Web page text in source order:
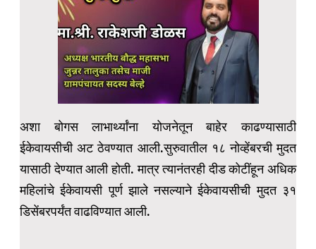
अशा बोगस लाभार्थ्यांना योजनेतून बाहेर काढण्यासाठी
ईकेवायसीची अट ठेवण्यात आली.सुरुवातील १८ नोव्हेंबरची मुदत
यासाठी देण्यात आली होती. मात्र त्यानंतरही दीड कोटींहून अधिक
महिलांचे ईकेवायसी पूर्ण झाले नसल्याने ईकेवायसीची मुदत ३१
डिसेंबरपर्यंत वाढविण्यात आली.